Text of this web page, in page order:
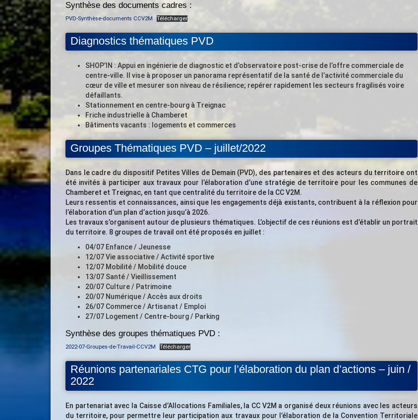
Synthèse des documents cadres :
PVD-Synthèse-documents CCV2M Télécharger
Diagnostics thématiques PVD
SHOP’IN : Appui en ingénierie de diagnostic et d’observatoire post-crise de l’offre commerciale de
centre-ville. Il vise à proposer un panorama représentatif de la santé de l’activité commerciale du
cœur de ville et mesurer son niveau de résilience; repérer rapidement les secteurs fragilisés voire
défaillants.
Stationnement en centre-bourg à Treignac
Friche industrielle à Chamberet
Bâtiments vacants : logements et commerces
Groupes Thématiques PVD – juillet/2022
Dans le cadre du dispositif Petites Villes de Demain (PVD), des partenaires et des acteurs du territoire ont
été invités à participer aux travaux pour l’élaboration d’une stratégie de territoire pour les communes de
Chamberet et Treignac, en tant que centralité du territoire de la CC V2M.
Leurs ressentis et connaissances, ainsi que les engagements déjà existants, contribuent à la réflexion pour
l’élaboration d’un plan d’action jusqu’à 2026.
Les travaux s’organisent autour de plusieurs thématiques. L’objectif de ces réunions est d’établir un portrait
du territoire. 8 groupes de travail ont été proposés en juillet :
04/07 Enfance / Jeunesse
12/07 Vie associative / Activité sportive
12/07 Mobilité / Mobilité douce
13/07 Santé / Vieillissement
20/07 Culture / Patrimoine
20/07 Numérique / Accès aux droits
26/07 Commerce / Artisanat / Emploi
27/07 Logement / Centre-bourg / Parking
Synthèse des groupes thématiques PVD :
2022-07-Groupes-de-Travail-CCV2M Télécharger
Réunions partenariales CTG pour l’élaboration du plan d’actions – juin /
2022
En partenariat avec la Caisse d’Allocations Familiales, la CC V2M a organisé deux réunions avec les acteurs
du territoire, pour permettre leur participation aux travaux pour l’élaboration de la Convention Territoriale